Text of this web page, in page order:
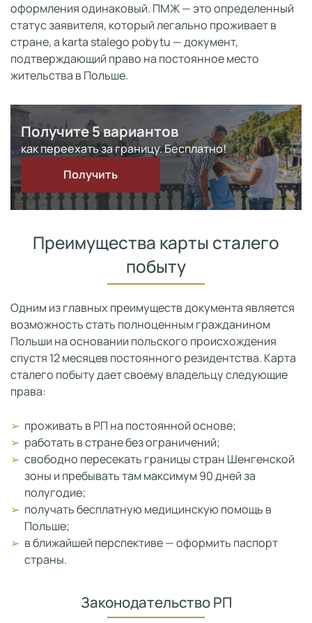
оформления одинаковый. ПМЖ — это определенный
статус заявителя, который легально проживает в
стране, а karta stalego pobytu — документ,
подтверждающий право на постоянное место
жительства в Польше.
Получите 5 вариантов
как переехать за границу. Бесплатно!
Получить
Преимущества карты сталего
побыту
Одним из главных преимуществ документа является
возможность стать полноценным гражданином
Польши на основании польского происхождения
спустя 12 месяцев постоянного резидентства. Карта
сталего побыту дает своему владельцу следующие
права:
проживать в РП на постоянной основе;
работать в стране без ограничений;
свободно пересекать границы стран Шенгенской
зоны и пребывать там максимум 90 дней за
полугодие;
получать бесплатную медицинскую помощь в
Польше;
в ближайшей перспективе — оформить паспорт
страны.
Законодательство РП